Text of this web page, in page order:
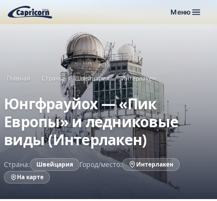
Меню
Главная Страны Швейцария Интерлакен
Юнгфрауйох — «Пик
Европы» и ледниковые
виды (Интерлакен)
Страна: Швейцария Город/место:
Интерлакен
На карте